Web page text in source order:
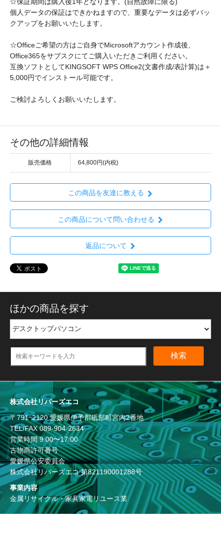
個人データの保証はできかねますので、重要なデータは必ずバッ
クアップをお願いいたします。
☆Officeご希望の方はご自身でMicrosoftアカウント作成後、
Office365をサブスクにてご購入いただきご利用ください。
互換ソフトとしてKINGSOFT WPS Office2(文書作成/表計算)は＋
5,000円でインストール可能です。
ご検討よろしくお願いいたします。
その他の詳細情報
販売価格 64,800円(内税)
この商品を友達に教える
この商品について問い合わせる
返品について
ほかの商品を探す
検索
株式会社リバーズエコ
〒791ｰ2120 愛媛県伊予郡砥部町宮内2番地
TEL/FAX089-904-2634
営業時間 9:00〜17:00
古物商許可番号
愛媛県公安委員会
株式会社リバーズエコ 第821190001288号
事業内容
金属リサイクル・家具家電リユース業